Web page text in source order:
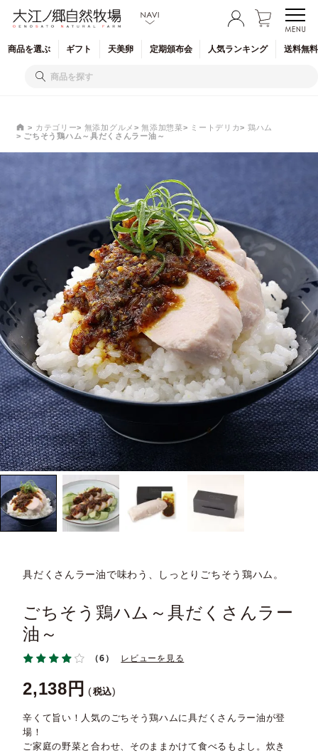
商品を選ぶ ギフト 天美卵 定期頒布会 人気ランキング 送料無
カテゴリー 無添加グルメ 無添加惣菜 ミートデリカ
鶏ハム
ごちそう鶏ハム～具だくさんラー油～
具だくさんラー油で味わう、しっとりごちそう鶏ハム。
ごちそう鶏ハム～具だくさんラー
油～
（6） レビューを見る
2,138 税込
辛くて旨い！人気のごちそう鶏ハムに具だくさんラー油が登
場！
ご家庭の野菜と合わせ、そのままかけて食べるもよし。炊き